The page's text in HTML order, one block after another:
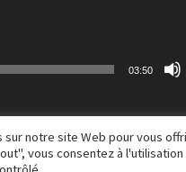
03:50
Q. Alimenté parWordPress
sur notre site Web pour vous
vous consentez à